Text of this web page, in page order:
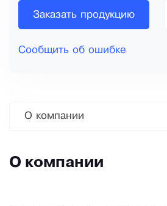
Заказать продукцию
Сообщить об ошибке
О компании
О компании